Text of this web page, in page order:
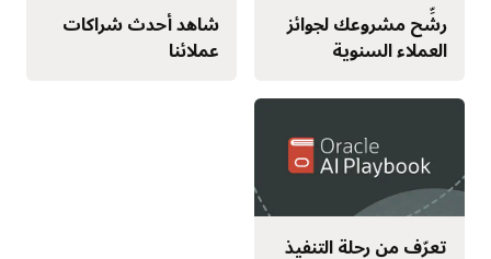
رشِّح مشروعك لجوائز
العملاء السنوية
شاهد أحدث شراكات
عملائنا
تعرّف من رحلة التنفيذ